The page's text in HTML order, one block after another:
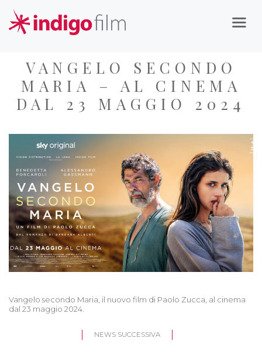
VANGELO SECONDO
MARIA – AL CINEMA
DAL 23 MAGGIO 2024
Vangelo secondo Maria, il nuovo film di Paolo Zucca, al cinema
dal 23 maggio 2024.
NEWS SUCCESSIVA